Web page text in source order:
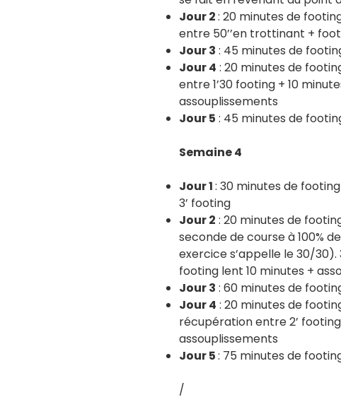
Jour 2: 20 minutes de
entre 50’’en trottinant +
Jour 3 : 45 minutes de
Jour 4 : 20 minutes de
entre 1’30 footing + 10
assouplissements
Jour 5 : 45 minutes de
Semaine 4
Jour 1: 30 minutes de
3’ footing
Jour 2 : 20 minutes de
seconde de course à 100%
exercice s’appelle le 30/
footing lent 10 minutes +
Jour 3 : 60 minutes de
Jour 4 : 20 minutes de
récupération entre 2’
assouplissements
Jour 5: 75 minutes de
/